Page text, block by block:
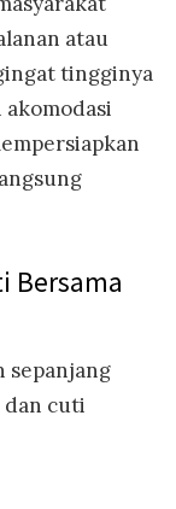
atau
tingginya
Bersama
sepanjang
cuti